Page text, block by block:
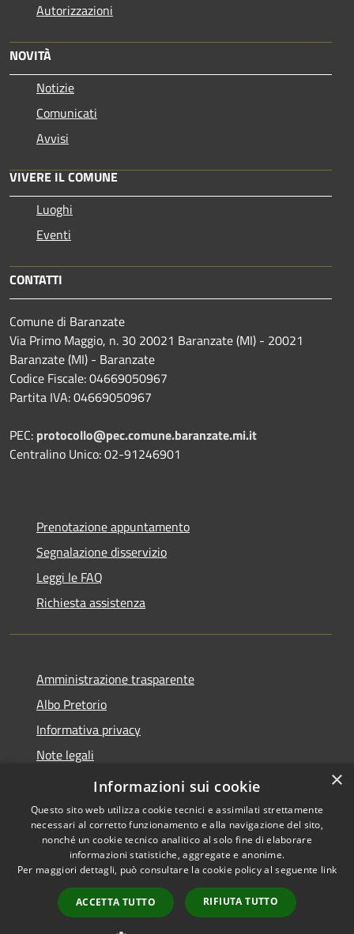
Autorizzazioni
NOVITÀ
Notizie
Comunicati
Avvisi
VIVERE IL COMUNE
Luoghi
Eventi
CONTATTI
Comune di Baranzate
Via Primo Maggio, n. 30 20021 Baranzate (MI) - 20021
Baranzate (MI) - Baranzate
Codice Fiscale: 04669050967
Partita IVA: 04669050967
PEC: protocollo@pec.comune.baranzate.mi.it
Centralino Unico: 02-91246901
Prenotazione appuntamento
Segnalazione disservizio
Leggi le FAQ
Richiesta assistenza
Amministrazione trasparente
Albo Pretorio
Informativa privacy
Note legali
Dichiarazione di accessibilità
Accessibilità
Copyright © 2026 • Comune di
Baranzate • Powered by
Municipium•
Accesso
redazione
×
Informazioni sui cookie
Questo sito web utilizza cookie tecnici e assimilati strettamente
necessari al corretto funzionamento e alla navigazione del sito,
nonché un cookie tecnico analitico al solo fine di elaborare
informazioni statistiche, aggregate e anonime.
Per maggiori dettagli, può consultare la cookie policy al seguente link
ACCETTA TUTTO RIFIUTA TUTTO